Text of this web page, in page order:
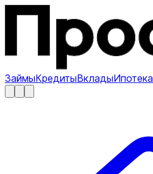
ЗаймыКредитыВкладыИпотека